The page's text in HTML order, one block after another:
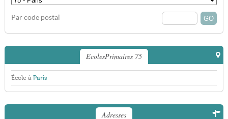
Par code postal
EcolesPrimaires 75
École à Paris
Adresses